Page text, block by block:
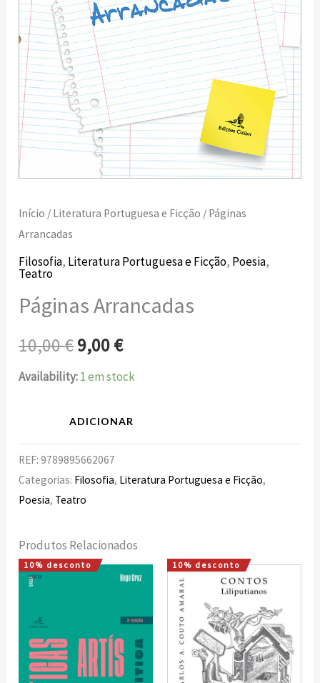
Início / Literatura Portuguesa e Ficção / Páginas
Arrancadas
Filosofia, Literatura Portuguesa e Ficção, Poesia,
Teatro
Páginas Arrancadas
10,00€9,00€
Availability:1 em stock
ADICIONAR
REF:9789895662067
Categorias: Filosofia, Literatura Portuguesa e Ficção,
Poesia, Teatro
Produtos Relacionados
10% desconto
O
O
16,20 €.
10% desconto
O
preço
original
era:
10,00 €.
O
preço
atual
é:
9,00 €.